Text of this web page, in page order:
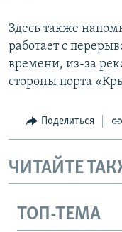
Здесь также
работает с
времени, из-за
стороны порта
Поделиться
ЧИТАЙТЕ
ТОП-ТЕМА